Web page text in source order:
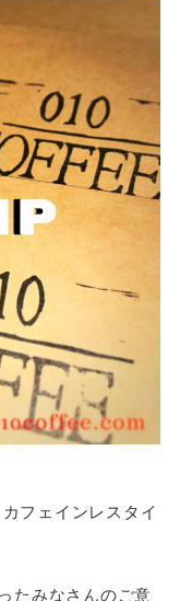
フェインレスタイ
たみなさんのご意